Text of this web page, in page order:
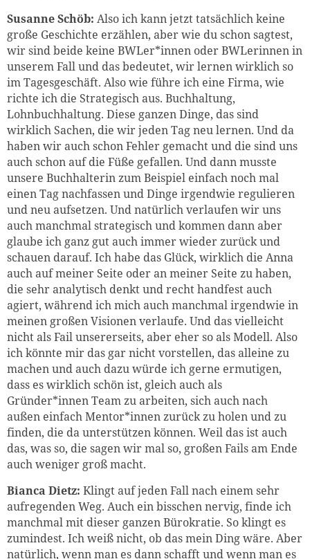
Susanne Schöb: Also ich kann jetzt tatsächlich keine
große Geschichte erzählen, aber wie du schon sagtest,
wir sind beide keine BWLer*innen oder BWLerinnen in
unserem Fall und das bedeutet, wir lernen wirklich so
im Tagesgeschäft. Also wie führe ich eine Firma, wie
richte ich die Strategisch aus. Buchhaltung,
Lohnbuchhaltung. Diese ganzen Dinge, das sind
wirklich Sachen, die wir jeden Tag neu lernen. Und da
haben wir auch schon Fehler gemacht und die sind uns
auch schon auf die Füße gefallen. Und dann musste
unsere Buchhalterin zum Beispiel einfach noch mal
einen Tag nachfassen und Dinge irgendwie regulieren
und neu aufsetzen. Und natürlich verlaufen wir uns
auch manchmal strategisch und kommen dann aber
glaube ich ganz gut auch immer wieder zurück und
schauen darauf. Ich habe das Glück, wirklich die Anna
auch auf meiner Seite oder an meiner Seite zu haben,
die sehr analytisch denkt und recht handfest auch
agiert, während ich mich auch manchmal irgendwie in
meinen großen Visionen verlaufe. Und das vielleicht
nicht als Fail unsererseits, aber eher so als Modell. Also
ich könnte mir das gar nicht vorstellen, das alleine zu
machen und auch dazu würde ich gerne ermutigen,
dass es wirklich schön ist, gleich auch als
Gründer*innen Team zu arbeiten, sich auch nach
außen einfach Mentor*innen zurück zu holen und zu
finden, die da unterstützen können. Weil das ist auch
das, was so, die sagen wir mal so, großen Fails am Ende
auch weniger groß macht.
Bianca Dietz: Klingt auf jeden Fall nach einem sehr
aufregenden Weg. Auch ein bisschen nervig, finde ich
manchmal mit dieser ganzen Bürokratie. So klingt es
zumindest. Ich weiß nicht, ob das mein Ding wäre. Aber
natürlich, wenn man es dann schafft und wenn man es